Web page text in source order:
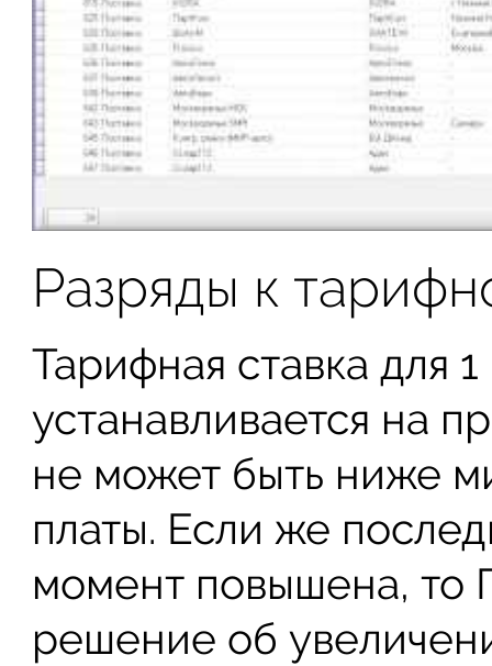
Разряды к
Тарифная ставка для
устанавливается на
не может быть ниже
платы. Если же
момент повышена, то
решение об